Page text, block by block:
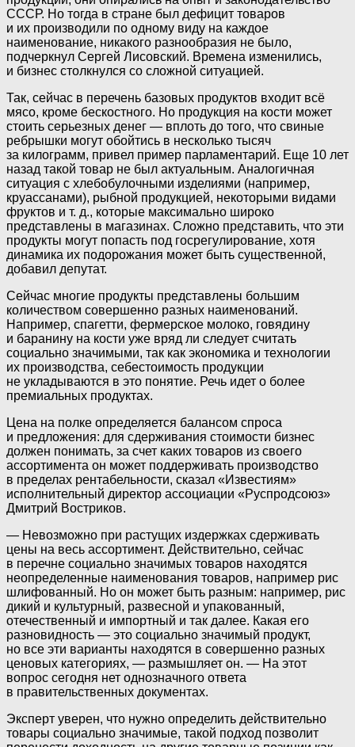
СССР. Но тогда в стране был дефицит товаров
и их производили по одному виду на каждое
наименование, никакого разнообразия не было,
подчеркнул Сергей Лисовский. Времена изменились,
и бизнес столкнулся со сложной ситуацией.
Так, сейчас в перечень базовых продуктов входит всё
мясо, кроме бескостного. Но продукция на кости может
стоить серьезных денег — вплоть до того, что свиные
ребрышки могут обойтись в несколько тысяч
за килограмм, привел пример парламентарий. Еще 10 лет
назад такой товар не был актуальным. Аналогичная
ситуация с хлебобулочными изделиями (например,
круассанами), рыбной продукцией, некоторыми видами
фруктов и т. д., которые максимально широко
представлены в магазинах. Сложно представить, что эти
продукты могут попасть под госрегулирование, хотя
динамика их подорожания может быть существенной,
добавил депутат.
Сейчас многие продукты представлены большим
количеством совершенно разных наименований.
Например, спагетти, фермерское молоко, говядину
и баранину на кости уже вряд ли следует считать
социально значимыми, так как экономика и технологии
их производства, себестоимость продукции
не укладываются в это понятие. Речь идет о более
премиальных продуктах.
Цена на полке определяется балансом спроса
и предложения: для сдерживания стоимости бизнес
должен понимать, за счет каких товаров из своего
ассортимента он может поддерживать производство
в пределах рентабельности, сказал «Известиям»
исполнительный директор ассоциации «Руспродсоюз»
Дмитрий Востриков.
— Невозможно при растущих издержках сдерживать
цены на весь ассортимент. Действительно, сейчас
в перечне социально значимых товаров находятся
неопределенные наименования товаров, например рис
шлифованный. Но он может быть разным: например, рис
дикий и культурный, развесной и упакованный,
отечественный и импортный и так далее. Какая его
разновидность — это социально значимый продукт,
но все эти варианты находятся в совершенно разных
ценовых категориях, — размышляет он. — На этот
вопрос сегодня нет однозначного ответа
в правительственных документах.
Эксперт уверен, что нужно определить действительно
товары социально значимые, такой подход позволит